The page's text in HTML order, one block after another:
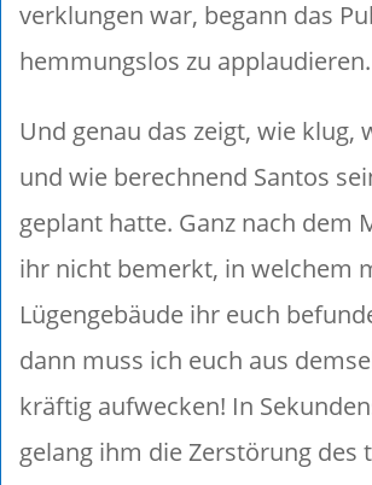
verklungen war, begann das
hemmungslos zu applaudieren.
Und genau das zeigt, wie klug,
und wie berechnend Santos
geplant hatte. Ganz nach dem
ihr nicht bemerkt, in welchem
Lügengebäude ihr euch
dann muss ich euch aus
kräftig aufwecken! In
gelang ihm die Zerstörung des